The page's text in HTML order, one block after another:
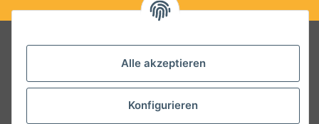
Alle akzeptieren
Konfigurieren
Folgt uns auf Social Media